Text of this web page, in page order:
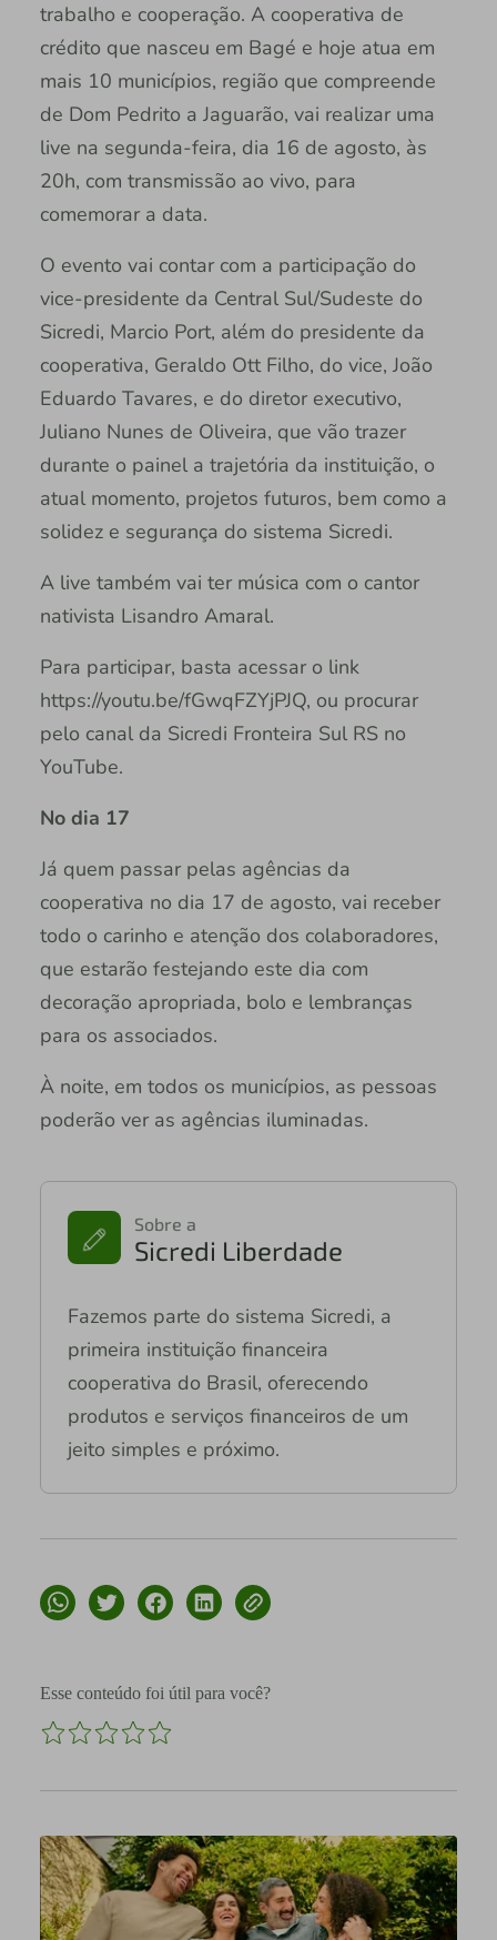
trabalho e cooperação. A cooperativa de
crédito que nasceu em Bagé e hoje atua em
mais 10 municípios, região que compreende
de Dom Pedrito a Jaguarão, vai realizar uma
live na segunda-feira, dia 16 de agosto, às
20h, com transmissão ao vivo, para
comemorar a data.
O evento vai contar com a participação do
vice-presidente da Central Sul/Sudeste do
Sicredi, Marcio Port, além do presidente da
cooperativa, Geraldo Ott Filho, do vice, João
Eduardo Tavares, e do diretor executivo,
Juliano Nunes de Oliveira, que vão trazer
durante o painel a trajetória da instituição, o
atual momento, projetos futuros, bem como a
solidez e segurança do sistema Sicredi.
A live também vai ter música com o cantor
nativista Lisandro Amaral.
Para participar, basta acessar o link
https://youtu.be/fGwqFZYjPJQ, ou procurar
pelo canal da Sicredi Fronteira Sul RS no
YouTube.
No dia 17
Já quem passar pelas agências da
cooperativa no dia 17 de agosto, vai receber
todo o carinho e atenção dos colaboradores,
que estarão festejando este dia com
decoração apropriada, bolo e lembranças
para os associados.
À noite, em todos os municípios, as pessoas
poderão ver as agências iluminadas.
Sobre a
Sicredi Liberdade
Fazemos parte do sistema Sicredi, a
primeira instituição financeira
cooperativa do Brasil, oferecendo
produtos e serviços financeiros de um
jeito simples e próximo.
Esse conteúdo foi útil para você?